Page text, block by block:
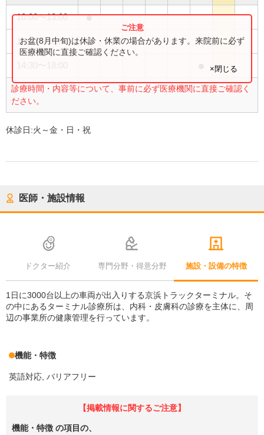
10:00〜13:00 ●
14:30〜16:30 ●
診療時間・内容等について、事前に必ず医療機関に直接ご確認く
ださい。
お盆(8月中旬)は休診・休業の場合があります。来院前に必ず
医療機関に直接ご確認ください。
×閉じる
休診日:火～金・日・祝
医師・施設情報
ドクター紹介 専門分野・得意分野 施設・設備の特徴
1日に3000台以上の車両が出入りする京浜トラックターミナル。そ
の中にあるターミナル診療所は、内科・皮膚科の診療を主体に、周
辺の事業所の健康管理を行っています。
機能・特徴
英語対応 バリアフリー
【掲載情報に関するご注意】
機能・特徴 の項目の、